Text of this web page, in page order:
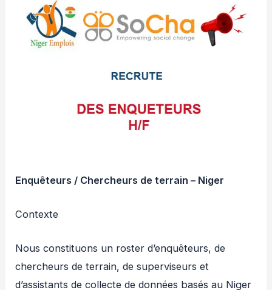
Enquêteurs / Chercheurs de terrain – Niger
Contexte
Nous constituons un roster d’enquêteurs, de
chercheurs de terrain, de superviseurs et
d’assistants de collecte de données basés au Niger